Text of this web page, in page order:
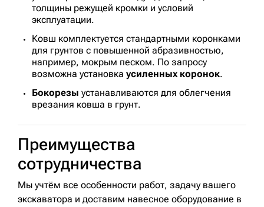
толщины режущей кромки и условий
эксплуатации.
Ковш комплектуется стандартными коронками
для грунтов с повышенной абразивностью,
например, мокрым песком. По запросу
возможна установка усиленных коронок.
Бокорезы устанавливаются для облегчения
врезания ковша в грунт.
Преимущества
сотрудничества
Мы учтём все особенности работ, задачу вашего
экскаватора и доставим навесное оборудование в